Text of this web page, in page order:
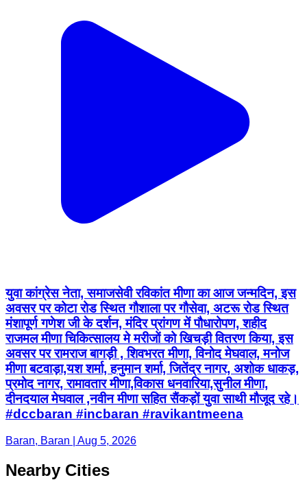
युवा कांग्रेस नेता, समाजसेवी रविकांत मीणा का आज जन्मदिन, इस
अवसर पर कोटा रोड स्थित गौशाला पर गौसेवा, अटरू रोड स्थित
मंशापूर्ण गणेश जी के दर्शन, मंदिर प्रांगण में पौधारोपण, शहीद
राजमल मीणा चिकित्सालय मे मरीजों को खिचड़ी वितरण किया, इस
अवसर पर रामराज बागड़ी , शिवभरत मीणा, विनोद मेघवाल, मनोज
मीणा बटवाड़ा,यश शर्मा, हनुमान शर्मा, जितेंद्र नागर, अशोक धाकड़,
प्रमोद नागर, रामावतार मीणा,विकास धनवारिया,सुनील मीणा,
दीनदयाल मेघवाल ,नवीन मीणा सहित सैंकड़ों युवा साथी मौजूद रहे।
#dccbaran #incbaran #ravikantmeena
Baran, Baran | Aug 5, 2026
Nearby Cities